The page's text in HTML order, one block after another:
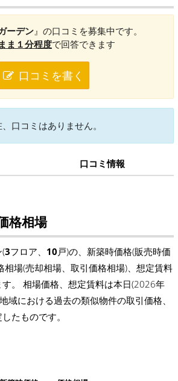
ーデン 』の口コミを募集中です。
ま１分程度で回答できます
口コミを書く
口コミはありません。
口コミ情報
格相場
3フロア、 10戸)の、新築時価格(販売時価
相場(売却相場、取引価格相場)、想定賃料
。 相場価格、想定賃料は本日(2026年
域における過去の類似物件の取引価格、
たものです。